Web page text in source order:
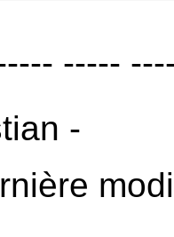
-----
-